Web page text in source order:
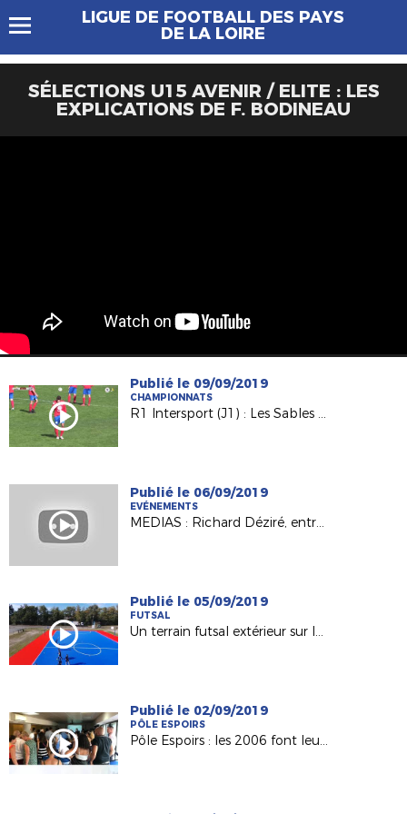
LIGUE DE FOOTBALL DES PAYS
DE LA LOIRE
SÉLECTIONS U15 AVENIR / ELITE : LES
EXPLICATIONS DE F. BODINEAU
Publié le 09/09/2019
CHAMPIONNATS
R1 Intersport (J1) : Les Sables TVEC / Anc. Château-Gontier (3-1)
Publié le 06/09/2019
EVÉNEMENTS
MEDIAS : Richard Déziré, entraîneur du Mans FC invité d'“Une Semaine en Ballon"
Publié le 05/09/2019
FUTSAL
Un terrain futsal extérieur sur le territoire de la Ligue !
Publié le 02/09/2019
PÔLE ESPOIRS
Pôle Espoirs : les 2006 font leur rentrée !